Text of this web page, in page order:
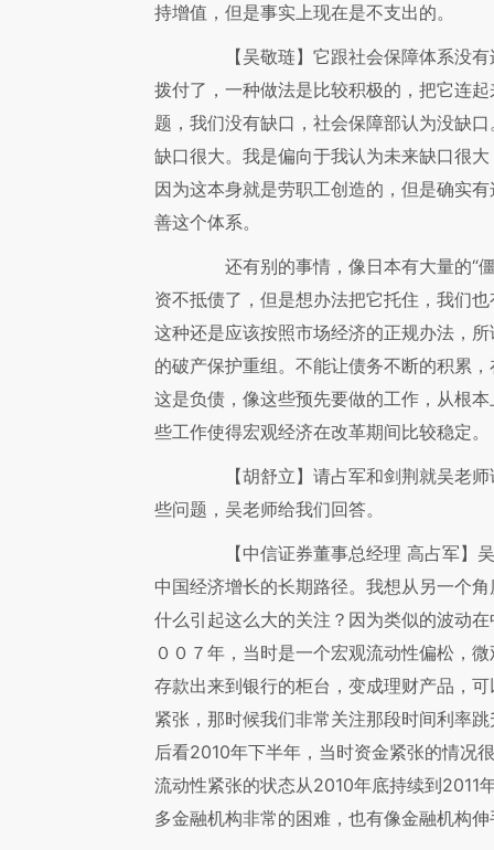
持增值，但是事实上现在是不支出的。
【吴敬琏】 它跟社会保障体系没
拨付了，一种做法是比较积极的，把它连
题，我们没有缺口，社会保障部认为没缺
缺口很大。我是偏向于我认为未来缺口很
因为这本身就是劳职工创造的，但是确实
善这个体系。
还有别的事情，像日本有大量的“僵
资不抵债了，但是想办法把它托住，我们
这种还是应该按照市场经济的正规办法，
的破产保护重组。不能让债务不断的积累
这是负债，像这些预先要做的工作，从根
些工作使得宏观经济在改革期间比较稳定。
【胡舒立】 请占军和剑荆就吴老
些问题，吴老师给我们回答。
【中信证券董事总经理 高占军】
中国经济增长的长期路径。我想从另一个
什么引起这么大的关注？因为类似的波动
００７年，当时是一个宏观流动性偏松，
存款出来到银行的柜台，变成理财产品，
紧张，那时候我们非常关注那段时间利率
后看2010年下半年，当时资金紧张的情况
流动性紧张的状态从2010年底持续到2011
多金融机构非常的困难，也有像金融机构